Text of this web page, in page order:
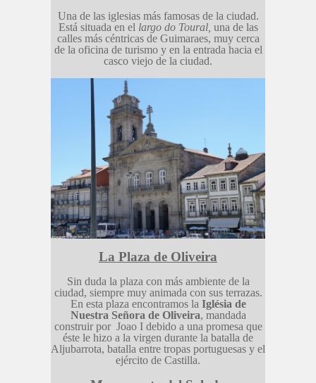
Una de las iglesias más famosas de la ciudad.
Está situada en el largo do Toural, una de las
calles más céntricas de Guimaraes, muy cerca
de la oficina de turismo y en la entrada hacia el
casco viejo de la ciudad.
La Plaza de Oliveira
Sin duda la plaza con más ambiente de la
ciudad, siempre muy animada con sus terrazas.
En esta plaza encontramos la Iglésia de
Nuestra Señora de Oliveira, mandada
construir por Joao I debido a una promesa que
éste le hizo a la virgen durante la batalla de
Aljubarrota, batalla entre tropas portuguesas y el
ejército de Castilla.